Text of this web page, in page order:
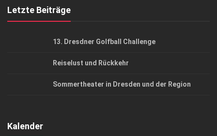
Letzte Beiträge
13. Dresdner Golfball Challenge
Reiselust und Rückkehr
Sommertheater in Dresden und der Region
Kalender